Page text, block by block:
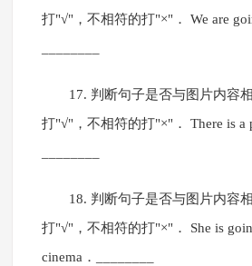
打"√"，不相符的打"×"． We are
17. 判断句子是否与图片内容
打"√"，不相符的打"×"． There is a
18. 判断句子是否与图片内容
打"√"，不相符的打"×"． She is
cinema．________